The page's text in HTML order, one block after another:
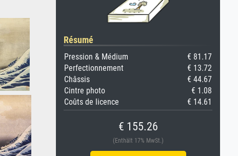
Résumé
Pression & Médium
€ 81.17
Perfectionnement
€ 13.72
Châssis
€ 44.67
Cintre photo
€ 1.08
Coûts de licence
€ 14.61
€ 155.26
(Enthält 17% MwSt.)